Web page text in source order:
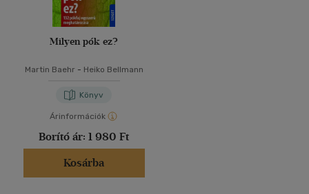
Milyen pók ez?
Martin Baehr - Heiko Bellmann
Könyv
Árinformációk
Borító ár: 1 980 Ft
Kosárba